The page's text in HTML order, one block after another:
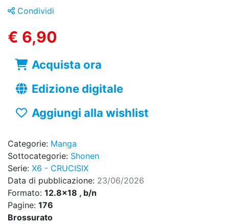
Condividi
€ 6,90
Acquista ora
Edizione digitale
Aggiungi alla wishlist
Categorie: Manga
Sottocategorie: Shonen
Serie: X6 - CRUCISIX
Data di pubblicazione: 23/06/2026
Formato: 12.8x18 , b/n
Pagine: 176
Brossurato